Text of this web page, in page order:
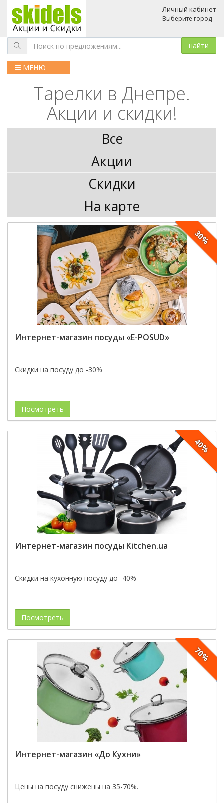
Личный кабинет
Выберите город
МЕНЮ
Тарелки в Днепре.
Акции и скидки!
Все
Акции
Скидки
На карте
30%
Интернет-магазин посуды «E-POSUD»
Скидки на посуду до -30%
Посмотреть
40%
Интернет-магазин посуды Kitchen.ua
Скидки на кухонную посуду до -40%
Посмотреть
70%
Интернет-магазин «До Кухни»
Цены на посуду снижены на 35-70%.